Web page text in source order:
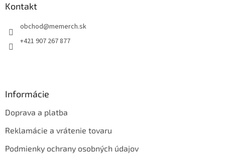
Kontakt
obchod@memerch.sk
+421 907 267 877
Informácie
Doprava a platba
Reklamácie a vrátenie tovaru
Podmienky ochrany osobných údajov